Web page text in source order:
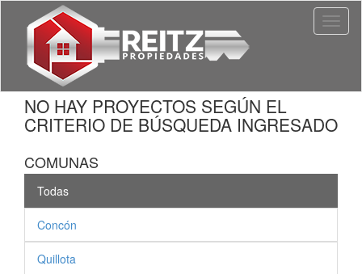
NO HAY PROYECTOS SEGÚN EL
CRITERIO DE BÚSQUEDA INGRESADO
COMUNAS
Todas
Concón
Quillota